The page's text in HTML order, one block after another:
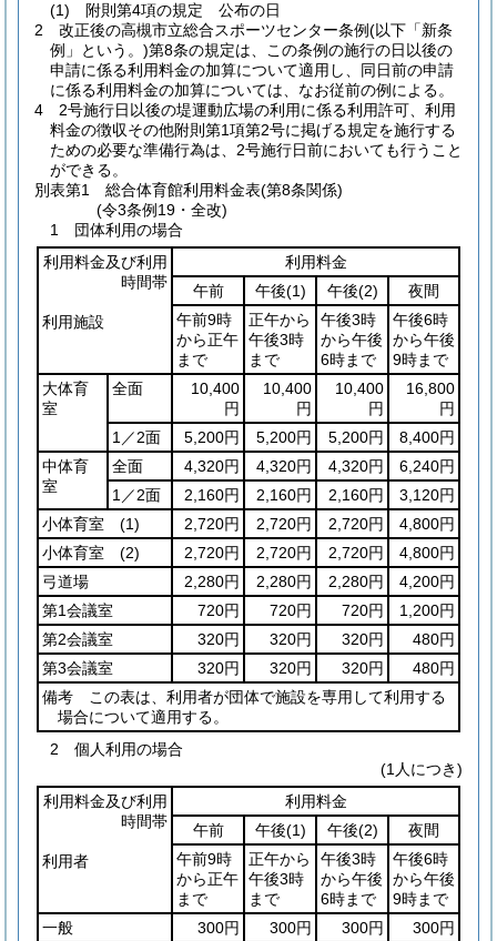
(1)
附則第4項の規定 公布の日
2
改正後の高槻市立総合スポーツセンター条例(以下「新条
例」という。)第8条の規定は、この条例の施行の日以後の
申請に係る利用料金の加算について適用し、同日前の申請
に係る利用料金の加算については、なお従前の例による。
4
2号施行日以後の堤運動広場の利用に係る利用許可、利用
料金の徴収その他附則第1項第2号に掲げる規定を施行する
ための必要な準備行為は、2号施行日前においても行うこと
ができる。
別表第1
総合体育館利用料金表(第8条関係)
(令3条例19・全改)
1 団体利用の場合
利用料金及び利用
時間帯
利用施設
利用料金
午前
午後(1) 午後(2)
夜間
午前9時
から正午
まで
正午から
午後3時
まで
午後3時
から午後
6時まで
午後6時
から午後
9時まで
大体育
室
全面
10,400
円
10,400
円
10,400
円
16,800
円
1／2面
5,200円 5,200円 5,200円
8,400円
中体育
室
全面 4,320円 4,320円 4,320円
6,240円
1／2面
2,160円 2,160円 2,160円
3,120円
小体育室 (1) 2,720円 2,720円 2,720円
4,800円
小体育室 (2) 2,720円 2,720円 2,720円
4,800円
弓道場
2,280円 2,280円 2,280円
4,200円
第1会議室
720円 720円 720円
1,200円
第2会議室
320円 320円 320円
480円
第3会議室
320円 320円 320円
480円
備考 この表は、利用者が団体で施設を専用して利用する
場合について適用する。
2 個人利用の場合
(1人につき)
利用料金及び利用
時間帯
利用者
利用料金
午前
午後(1) 午後(2)
夜間
午前9時
から正午
まで
正午から
午後3時
まで
午後3時
から午後
6時まで
午後6時
から午後
9時まで
一般
300円 300円 300円
300円